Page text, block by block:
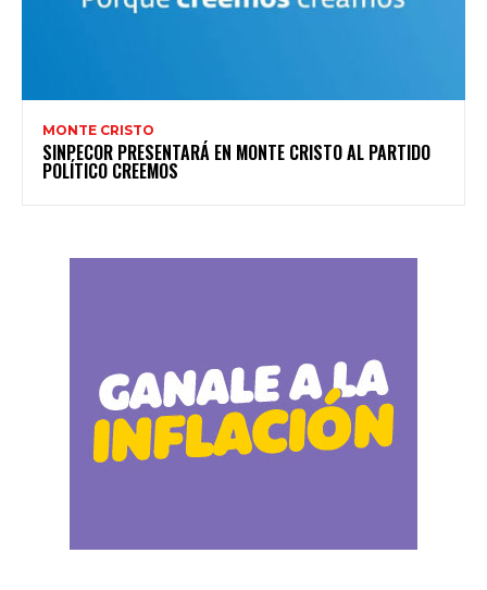
MONTE CRISTO
SINPECOR PRESENTARÁ EN MONTE CRISTO AL PARTIDO
POLÍTICO CREEMOS